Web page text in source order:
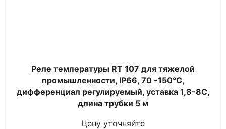
Реле температуры RT 107 для тяжелой
промышленности, IP66, 70 -150°С,
дифференциал регулируемый, уставка 1,8-8С,
длина трубки 5 м
Цену уточняйте